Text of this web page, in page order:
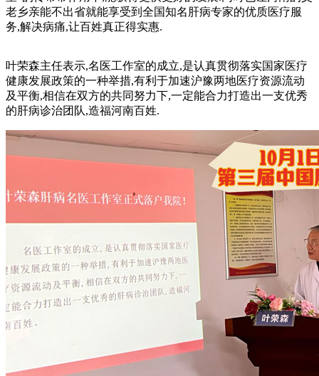
老乡亲能不出省就能享受到全国知名肝病专家的优质医疗服
务,解决病痛,让百姓真正得实惠.
叶荣森主任表示,名医工作室的成立,是认真贯彻落实国家医疗
健康发展政策的一种举措,有利于加速沪豫两地医疗资源流动
及平衡,相信在双方的共同努力下,一定能合力打造出一支优秀
的肝病诊治团队,造福河南百姓.